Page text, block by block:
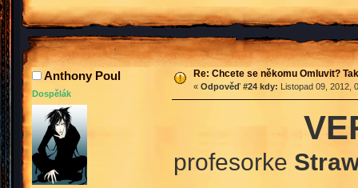
Anthony Poul
Dospělák
Re: Chcete se někomu Omluvit?
« Odpověď #24 kdy: Listopad 09, 2012,
profesorke